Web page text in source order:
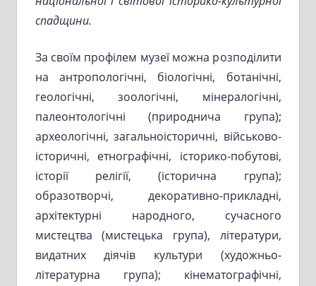
спадщини.
За своїм профілем музеї можна розподілити
на антропологічні, біологічні, ботанічні,
геологічні, зоологічні, мінералогічні,
палеонтологічні (природнича група);
археологічні, загальноісторичні, військово-
історичні, етнографічні, історико-побутові,
історії релігії, (історична група);
образотворчі, декоративно-прикладні,
архітектурні народного, сучасного
мистецтва (мистецька група), літератури,
видатних діячів культури (художньо-
літературна група); кінематографічні,